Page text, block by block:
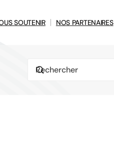
SOUTENIR NOS PARTENAIRES